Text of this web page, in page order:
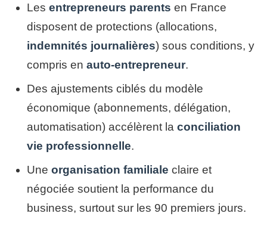
Les entrepreneurs parents en France
disposent de protections (allocations,
indemnités journalières) sous conditions, y
compris en auto-entrepreneur.
Des ajustements ciblés du modèle
économique (abonnements, délégation,
automatisation) accélèrent la conciliation
vie professionnelle.
Une organisation familiale claire et
négociée soutient la performance du
business, surtout sur les 90 premiers jours.